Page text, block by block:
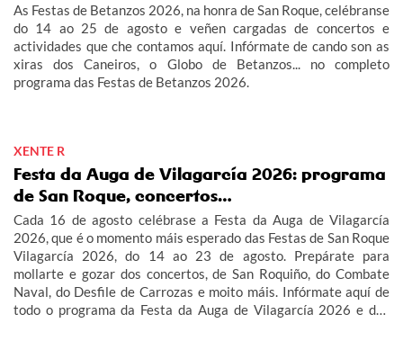
As Festas de Betanzos 2026, na honra de San Roque, celébranse
do 14 ao 25 de agosto e veñen cargadas de concertos e
actividades que che contamos aquí. Infórmate de cando son as
xiras dos Caneiros, o Globo de Betanzos... no completo
programa das Festas de Betanzos 2026.
XENTE R
Festa da Auga de Vilagarcía 2026: programa
de San Roque, concertos…
Cada 16 de agosto celébrase a Festa da Auga de Vilagarcía
2026, que é o momento máis esperado das Festas de San Roque
Vilagarcía 2026, do 14 ao 23 de agosto. Prepárate para
mollarte e gozar dos concertos, de San Roquiño, do Combate
Naval, do Desfile de Carrozas e moito máis. Infórmate aquí de
todo o programa da Festa da Auga de Vilagarcía 2026 e das